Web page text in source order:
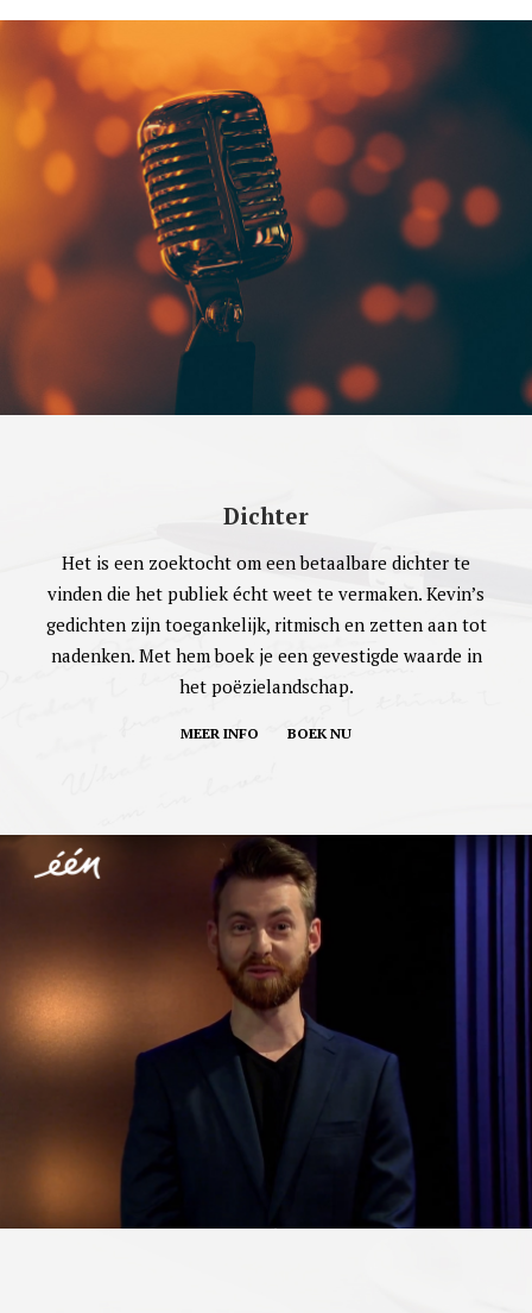
Dichter
Het is een zoektocht om een betaalbare dichter te
vinden die het publiek écht weet te vermaken. Kevin’s
gedichten zijn toegankelijk, ritmisch en zetten aan tot
nadenken. Met hem boek je een gevestigde waarde in
het poëzielandschap.
MEER INFO BOEK NU